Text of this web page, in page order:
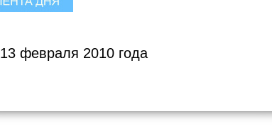
13 февраля 2010 года